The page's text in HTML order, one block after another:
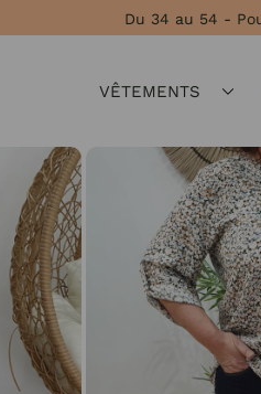
Du 34 au 54 -
VÊTEMENTS